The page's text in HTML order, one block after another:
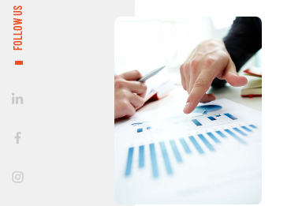
FOLLOW US